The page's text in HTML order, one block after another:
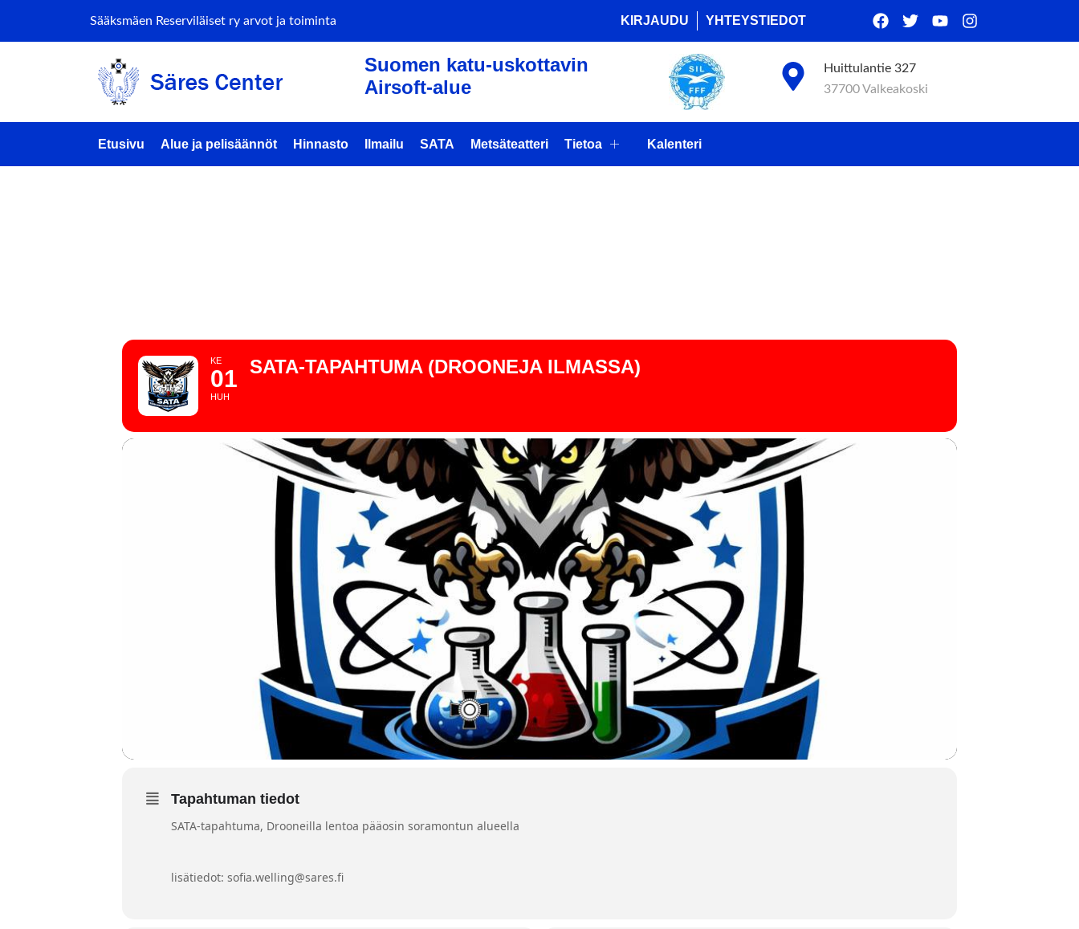
Sääksmäen Reserviläiset ry arvot ja toiminta KIRJAUDU YHTEYSTIEDOT
Suomen katu-uskottavin
Airsoft-alue
Huittulantie 327
37700 Valkeakoski
Etusivu Alue ja pelisäännöt Hinnasto Ilmailu SATA Metsäteatteri Tietoa Kalenteri
KE
01
HUH
SATA-TAPAHTUMA (DROONEJA ILMASSA)
Tapahtuman tiedot
SATA-tapahtuma, Drooneilla lentoa pääosin soramontun alueella
lisätiedot: sofia.welling@sares.fi